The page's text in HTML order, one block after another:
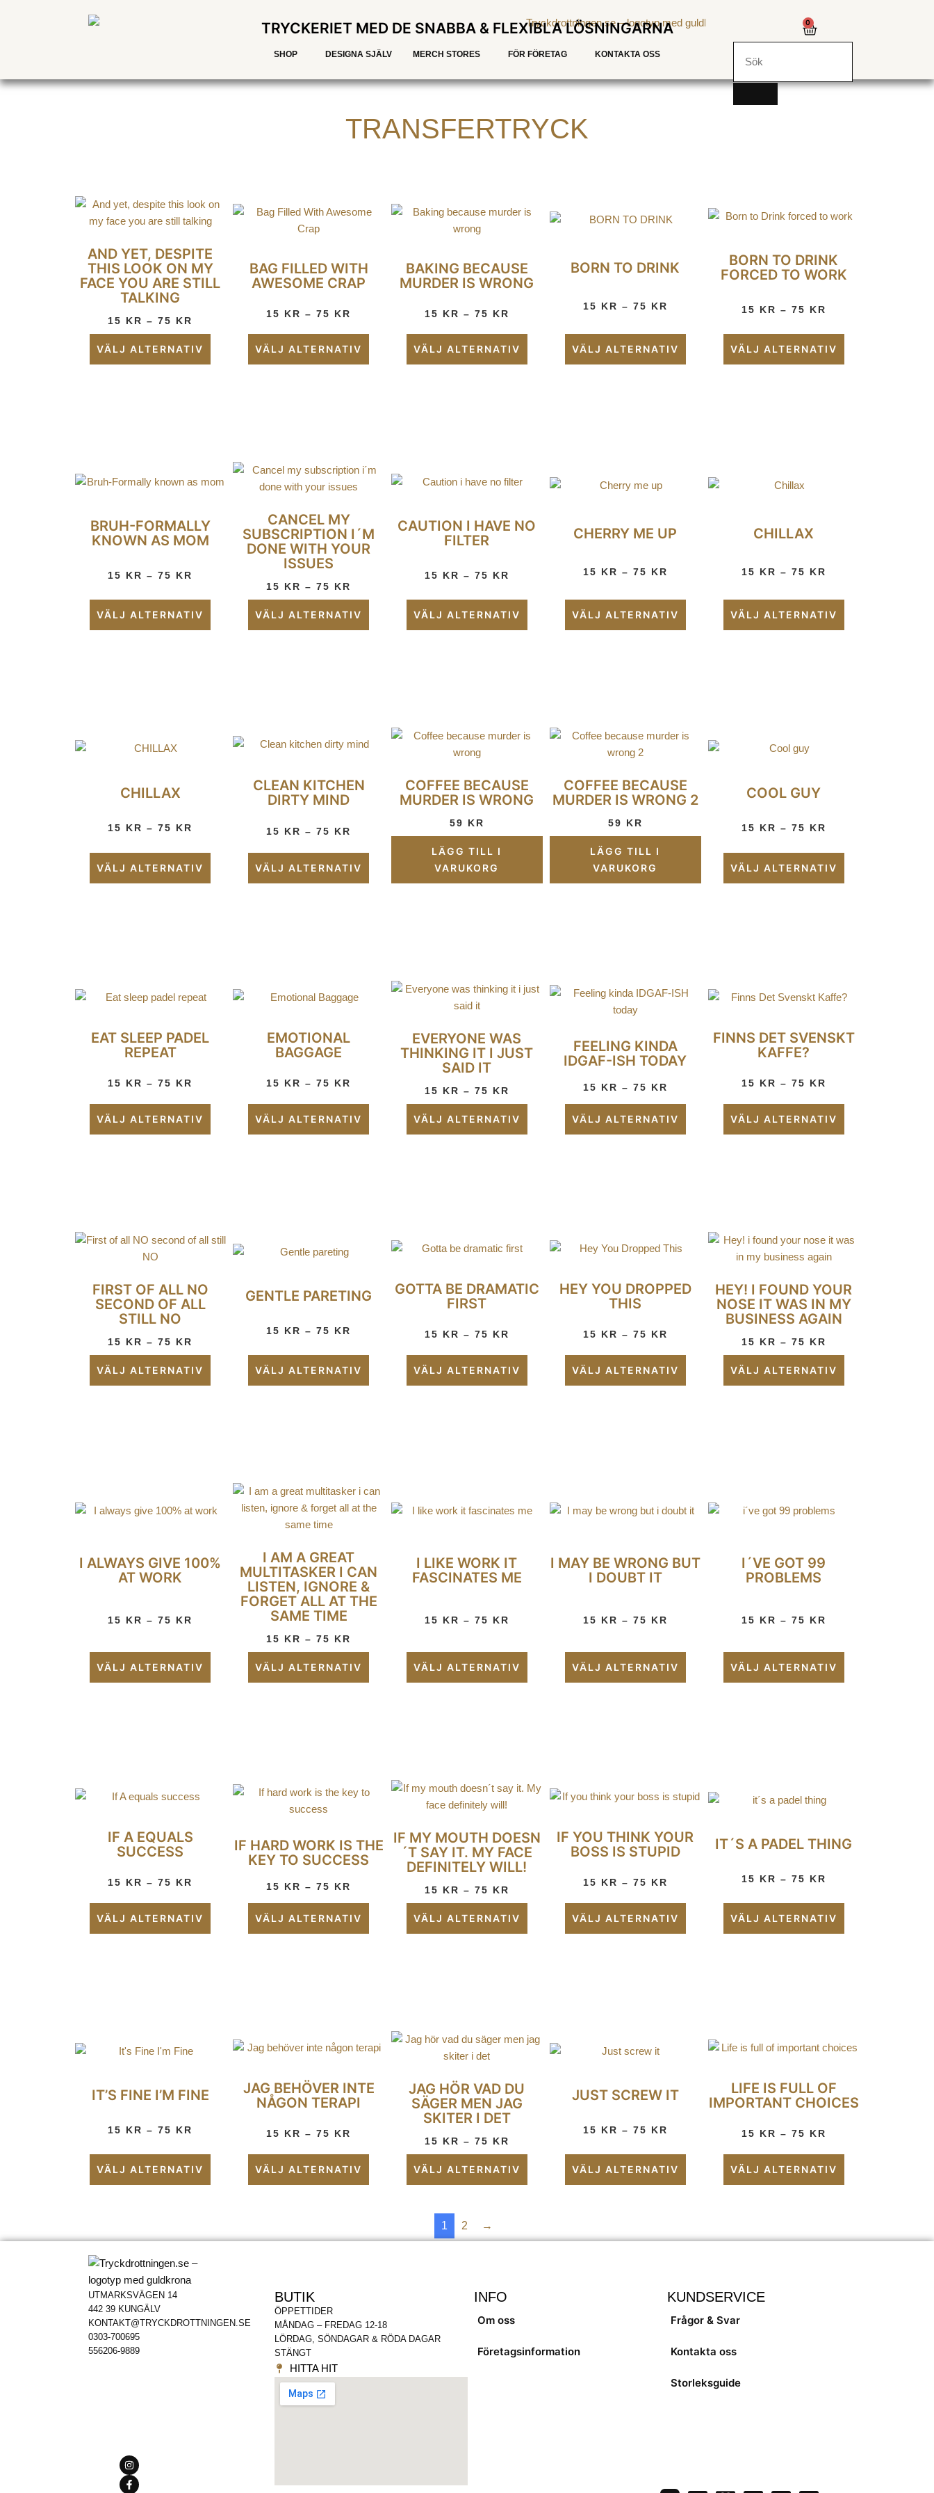
TRYCKERIET MED DE SNABBA & FLEXIBLA LÖSNINGARNA
SHOP DESIGNA SJÄLV MERCH STORES FÖR FÖRETAG KONTAKTA OSS
0
TRANSFERTRYCK
AND YET, DESPITE
THIS LOOK ON MY
FACE YOU ARE STILL
TALKING
15 KR – 75 KR
VÄLJ ALTERNATIV
BAG FILLED WITH
AWESOME CRAP
15 KR – 75 KR
VÄLJ ALTERNATIV
BAKING BECAUSE
MURDER IS WRONG
15 KR – 75 KR
VÄLJ ALTERNATIV
BORN TO DRINK
15 KR – 75 KR
VÄLJ ALTERNATIV
BORN TO DRINK
FORCED TO WORK
15 KR – 75 KR
VÄLJ ALTERNATIV
BRUH-FORMALLY
KNOWN AS MOM
15 KR – 75 KR
VÄLJ ALTERNATIV
CANCEL MY
SUBSCRIPTION I´M
DONE WITH YOUR
ISSUES
15 KR – 75 KR
VÄLJ ALTERNATIV
CAUTION I HAVE NO
FILTER
15 KR – 75 KR
VÄLJ ALTERNATIV
CHERRY ME UP
15 KR – 75 KR
VÄLJ ALTERNATIV
CHILLAX
15 KR – 75 KR
VÄLJ ALTERNATIV
CHILLAX
15 KR – 75 KR
VÄLJ ALTERNATIV
CLEAN KITCHEN
DIRTY MIND
15 KR – 75 KR
VÄLJ ALTERNATIV
COFFEE BECAUSE
MURDER IS WRONG
59 KR
LÄGG TILL I
VARUKORG
COFFEE BECAUSE
MURDER IS WRONG 2
59 KR
LÄGG TILL I
VARUKORG
COOL GUY
15 KR – 75 KR
VÄLJ ALTERNATIV
EAT SLEEP PADEL
REPEAT
15 KR – 75 KR
VÄLJ ALTERNATIV
EMOTIONAL
BAGGAGE
15 KR – 75 KR
VÄLJ ALTERNATIV
EVERYONE WAS
THINKING IT I JUST
SAID IT
15 KR – 75 KR
VÄLJ ALTERNATIV
FEELING KINDA
IDGAF-ISH TODAY
15 KR – 75 KR
VÄLJ ALTERNATIV
FINNS DET SVENSKT
KAFFE?
15 KR – 75 KR
VÄLJ ALTERNATIV
FIRST OF ALL NO
SECOND OF ALL
STILL NO
15 KR – 75 KR
VÄLJ ALTERNATIV
GENTLE PARETING
15 KR – 75 KR
VÄLJ ALTERNATIV
GOTTA BE DRAMATIC
FIRST
15 KR – 75 KR
VÄLJ ALTERNATIV
HEY YOU DROPPED
THIS
15 KR – 75 KR
VÄLJ ALTERNATIV
HEY! I FOUND YOUR
NOSE IT WAS IN MY
BUSINESS AGAIN
15 KR – 75 KR
VÄLJ ALTERNATIV
I ALWAYS GIVE 100%
AT WORK
15 KR – 75 KR
VÄLJ ALTERNATIV
I AM A GREAT
MULTITASKER I CAN
LISTEN, IGNORE &
FORGET ALL AT THE
SAME TIME
15 KR – 75 KR
VÄLJ ALTERNATIV
I LIKE WORK IT
FASCINATES ME
15 KR – 75 KR
VÄLJ ALTERNATIV
I MAY BE WRONG BUT
I DOUBT IT
15 KR – 75 KR
VÄLJ ALTERNATIV
I´VE GOT 99
PROBLEMS
15 KR – 75 KR
VÄLJ ALTERNATIV
IF A EQUALS
SUCCESS
15 KR – 75 KR
VÄLJ ALTERNATIV
IF HARD WORK IS THE
KEY TO SUCCESS
15 KR – 75 KR
VÄLJ ALTERNATIV
IF MY MOUTH DOESN
´T SAY IT. MY FACE
DEFINITELY WILL!
15 KR – 75 KR
VÄLJ ALTERNATIV
IF YOU THINK YOUR
BOSS IS STUPID
15 KR – 75 KR
VÄLJ ALTERNATIV
IT´S A PADEL THING
15 KR – 75 KR
VÄLJ ALTERNATIV
IT’S FINE I’M FINE
15 KR – 75 KR
VÄLJ ALTERNATIV
JAG BEHÖVER INTE
NÅGON TERAPI
15 KR – 75 KR
VÄLJ ALTERNATIV
JAG HÖR VAD DU
SÄGER MEN JAG
SKITER I DET
15 KR – 75 KR
VÄLJ ALTERNATIV
JUST SCREW IT
15 KR – 75 KR
VÄLJ ALTERNATIV
LIFE IS FULL OF
IMPORTANT CHOICES
15 KR – 75 KR
VÄLJ ALTERNATIV
1 2 →
UTMARKSVÄGEN 14
442 39 KUNGÄLV
KONTAKT@TRYCKDROTTNINGEN.SE
0303-700695
556206-9889
BUTIK
ÖPPETTIDER
MÅNDAG – FREDAG 12-18
LÖRDAG, SÖNDAGAR & RÖDA DAGAR
STÄNGT
HITTA HIT
INFO
Om oss
Företagsinformation
KUNDSERVICE
Frågor & Svar
Kontakta oss
Storleksguide